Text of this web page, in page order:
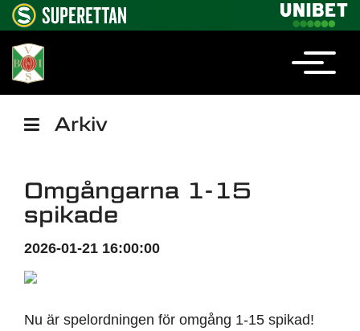
Arkiv
Omgångarna 1-15
spikade
2026-01-21 16:00:00
Nu är spelordningen för omgång 1-15 spikad!